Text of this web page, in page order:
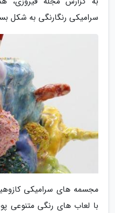
سرامیکی رنگارنگی به شکل
با لعاب های رنگی متنوعی